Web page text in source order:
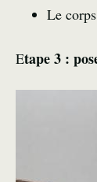
Le
Etape 3 :